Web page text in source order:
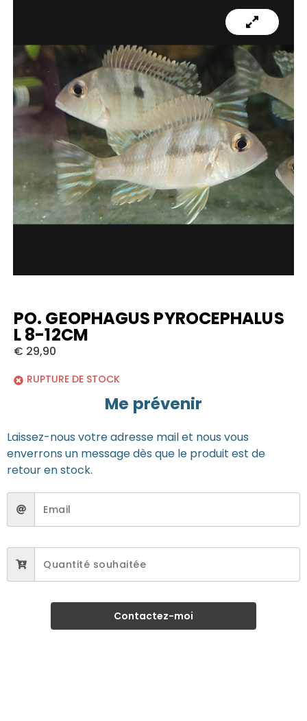
PO. GEOPHAGUS PYROCEPHALUS
L 8-12CM
€ 29,90
RUPTURE DE STOCK
Me prévenir
Laissez-nous votre adresse mail et nous vous
enverrons un message dès que le produit est de
retour en stock.
Contactez-moi